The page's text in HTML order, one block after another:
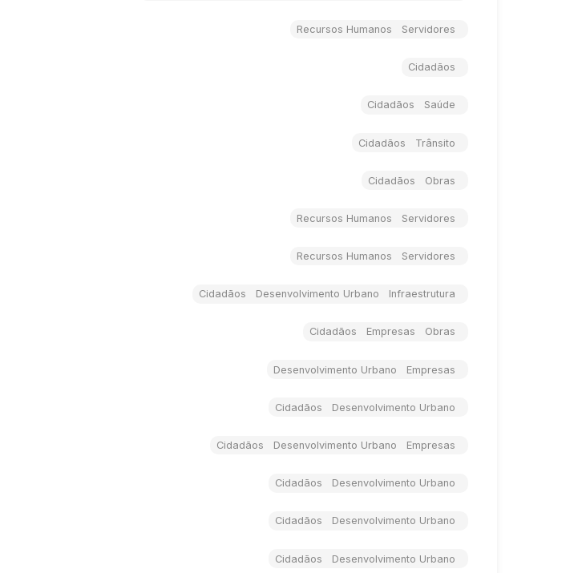
Recursos Humanos Servidores
Cidadãos
Cidadãos Saúde
Cidadãos Trânsito
Cidadãos Obras
Recursos Humanos Servidores
Recursos Humanos Servidores
Cidadãos Desenvolvimento Urbano Infraestrutura
Cidadãos Empresas Obras
Desenvolvimento Urbano Empresas
Cidadãos Desenvolvimento Urbano
Cidadãos Desenvolvimento Urbano Empresas
Cidadãos Desenvolvimento Urbano
Cidadãos Desenvolvimento Urbano
Cidadãos Desenvolvimento Urbano